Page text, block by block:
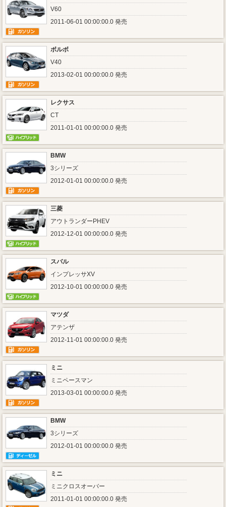
V60
2011-06-01 00:00:00.0 発売
ボルボ
V40
2013-02-01 00:00:00.0 発売
レクサス
CT
2011-01-01 00:00:00.0 発売
BMW
3シリーズ
2012-01-01 00:00:00.0 発売
三菱
アウトランダーPHEV
2012-12-01 00:00:00.0 発売
スバル
インプレッサXV
2012-10-01 00:00:00.0 発売
マツダ
アテンザ
2012-11-01 00:00:00.0 発売
ミニ
ミニペースマン
2013-03-01 00:00:00.0 発売
BMW
3シリーズ
2012-01-01 00:00:00.0 発売
ミニ
ミニクロスオーバー
2011-01-01 00:00:00.0 発売